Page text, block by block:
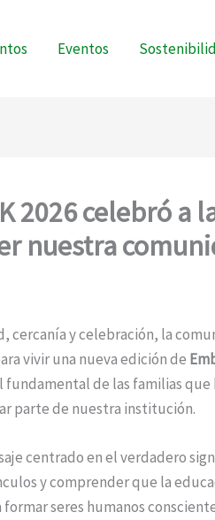
Eventos
2026 celebró a
nuestra
cercanía y celebración, la
vivir una nueva edición de
de las familias que
parte de nuestra institución.
centrado en el verdadero
y comprender que la
seres humanos